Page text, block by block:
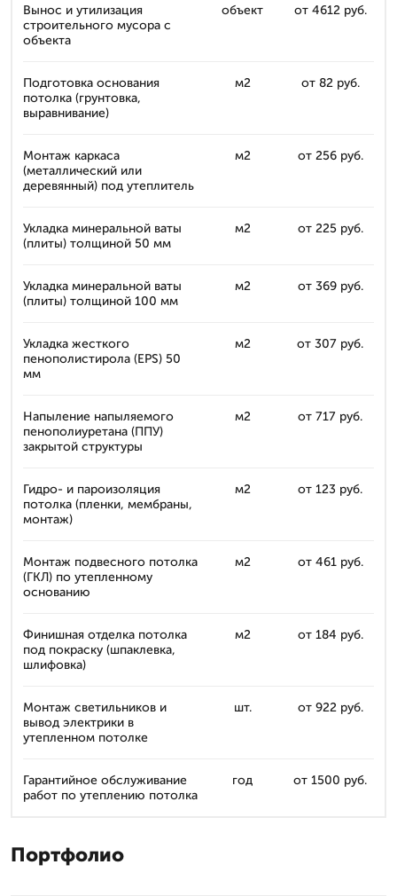
Вынос и утилизация
строительного мусора с
объекта
объект от 4612 руб.
Подготовка основания
потолка (грунтовка,
выравнивание)
м2 от 82 руб.
Монтаж каркаса
(металлический или
деревянный) под утеплитель
м2 от 256 руб.
Укладка минеральной ваты
(плиты) толщиной 50 мм
м2 от 225 руб.
Укладка минеральной ваты
(плиты) толщиной 100 мм
м2 от 369 руб.
Укладка жесткого
пенополистирола (EPS) 50
мм
м2 от 307 руб.
Напыление напыляемого
пенополиуретана (ППУ)
закрытой структуры
м2 от 717 руб.
Гидро- и пароизоляция
потолка (пленки, мембраны,
монтаж)
м2 от 123 руб.
Монтаж подвесного потолка
(ГКЛ) по утепленному
основанию
м2 от 461 руб.
Финишная отделка потолка
под покраску (шпаклевка,
шлифовка)
м2 от 184 руб.
Монтаж светильников и
вывод электрики в
утепленном потолке
шт. от 922 руб.
Гарантийное обслуживание
работ по утеплению потолка
год от 1500 руб.
Портфолио